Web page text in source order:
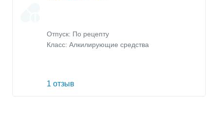
Отпуск: По рецепту
Класс: Алкилирующие средства
1 отзыв